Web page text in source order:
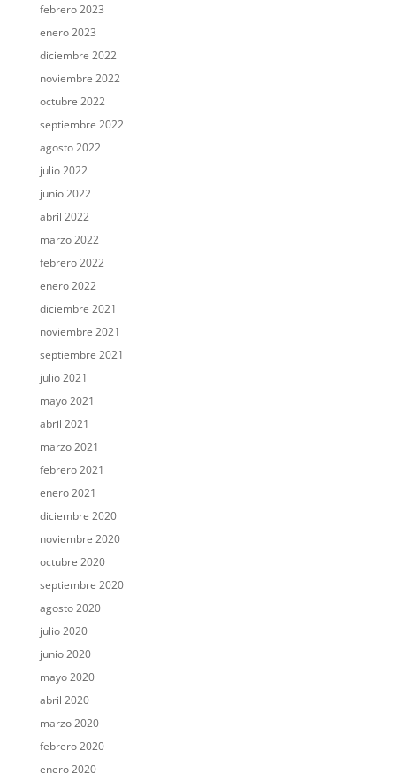
febrero 2023
enero 2023
diciembre 2022
noviembre 2022
octubre 2022
septiembre 2022
agosto 2022
julio 2022
junio 2022
abril 2022
marzo 2022
febrero 2022
enero 2022
diciembre 2021
noviembre 2021
septiembre 2021
julio 2021
mayo 2021
abril 2021
marzo 2021
febrero 2021
enero 2021
diciembre 2020
noviembre 2020
octubre 2020
septiembre 2020
agosto 2020
julio 2020
junio 2020
mayo 2020
abril 2020
marzo 2020
febrero 2020
enero 2020